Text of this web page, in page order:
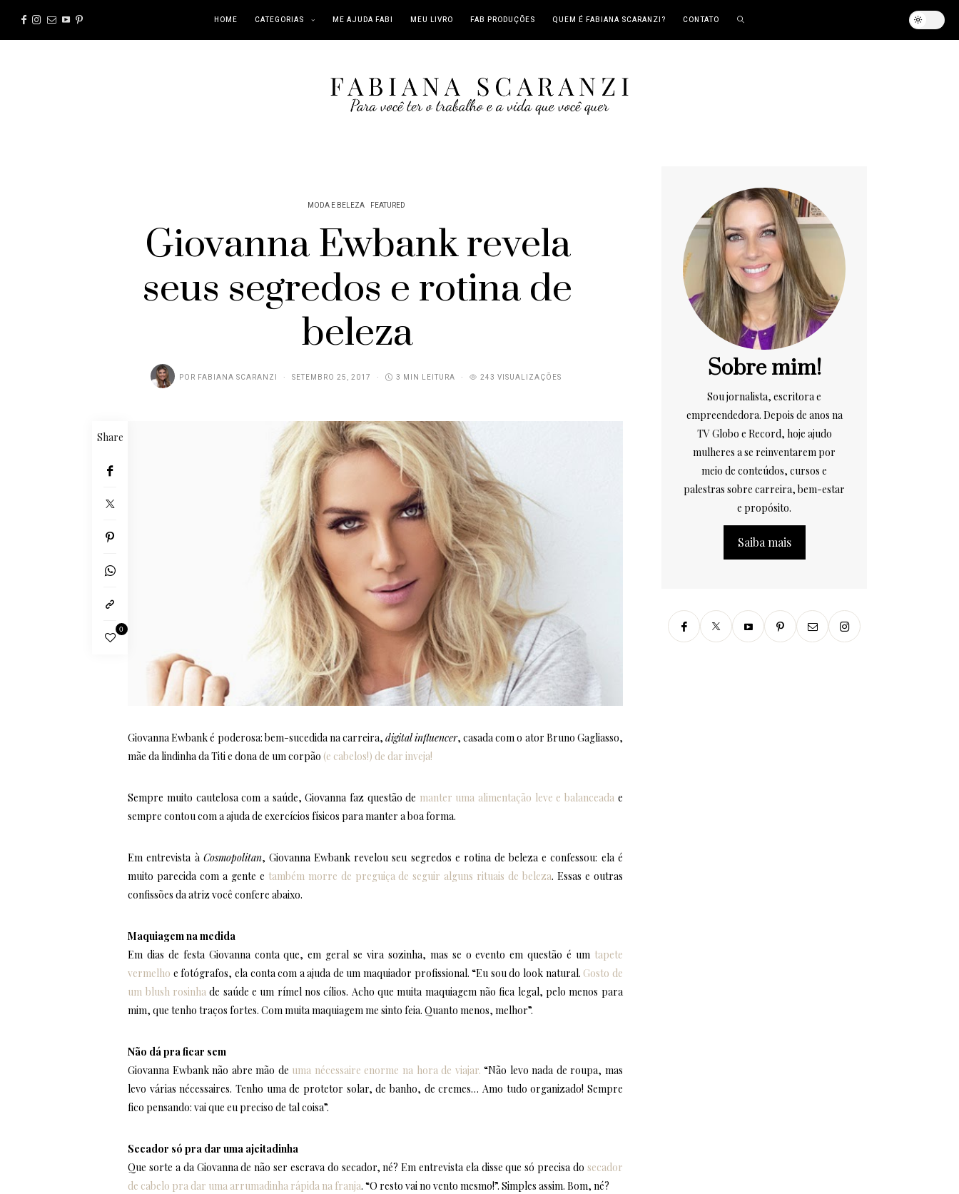
HOME CATEGORIAS ME AJUDA FABI MEU LIVRO FAB PRODUÇÕES QUEM É FABIANA SCARANZI? CONTATO
MODA E BELEZA FEATURED
Giovanna Ewbank revela
seus segredos e rotina de
beleza
POR FABIANA SCARANZI SETEMBRO 25, 2017 3 MIN LEITURA 243 VISUALIZAÇÕES
Share
0
Giovanna Ewbank é poderosa: bem-sucedida na carreira, digital influencer, casada com o ator Bruno Gagliasso,
mãe da lindinha da Titi e dona de um corpão (e cabelos!) de dar inveja!
Sempre muito cautelosa com a saúde, Giovanna faz questão de manter uma alimentação leve e balanceada e
sempre contou com a ajuda de exercícios físicos para manter a boa forma.
Em entrevista à Cosmopolitan, Giovanna Ewbank revelou seu segredos e rotina de beleza e confessou: ela é
muito parecida com a gente e também morre de preguiça de seguir alguns rituais de beleza. Essas e outras
confissões da atriz você confere abaixo.
Maquiagem na medida
Em dias de festa Giovanna conta que, em geral se vira sozinha, mas se o evento em questão é um tapete
vermelho e fotógrafos, ela conta com a ajuda de um maquiador profissional. “Eu sou do look natural. Gosto de
um blush rosinhade saúde e um rímel nos cílios. Acho que muita maquiagem não fica legal, pelo menos para
mim, que tenho traços fortes. Com muita maquiagem me sinto feia. Quanto menos, melhor”.
Não dá pra ficar sem
Giovanna Ewbank não abre mão de uma nécessaire enorme na hora de viajar. “Não levo nada de roupa, mas
levo várias nécessaires. Tenho uma de protetor solar, de banho, de cremes… Amo tudo organizado! Sempre
fico pensando: vai que eu preciso de tal coisa”.
Secador só pra dar uma ajeitadinha
Que sorte a da Giovanna de não ser escrava do secador, né? Em entrevista ela disse que só precisa do secador
de cabelo pra dar uma arrumadinha rápida na franja. “O resto vai no vento mesmo!”. Simples assim. Bom, né?
Sobre mim!
Sou jornalista, escritora e
empreendedora. Depois de anos na
TV Globo e Record, hoje ajudo
mulheres a se reinventarem por
meio de conteúdos, cursos e
palestras sobre carreira, bem-estar
e propósito.
Saiba mais